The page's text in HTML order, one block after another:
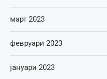
март 2023
февруари 2023
јануари 2023